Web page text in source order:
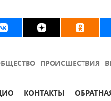
ПРОИСШЕСТВИЯ
КОНТАКТЫ